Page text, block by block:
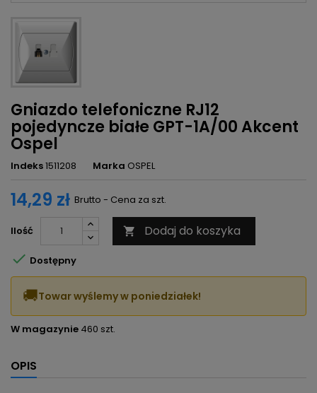
Gniazdo telefoniczne RJ12
pojedyncze białe GPT-1A/00 Akcent
Ospel
Indeks1511208 Marka OSPEL
14,29 zł Brutto - Cena za szt.
Ilość  Dodaj do koszyka
 Dostępny
🚚Towar wyślemy w poniedziałek!
W magazynie 460 szt.
OPIS